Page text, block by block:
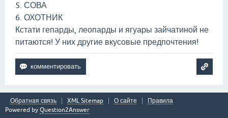
5. СОВА
6. ОХОТНИК
Кстати гепарды, леопарды и ягуары зайчатиной не
питаются! У них другие вкусовые предпочтения!
Обратная связь XML Sitemap О сайте
Правила
Powered by Question2Answer